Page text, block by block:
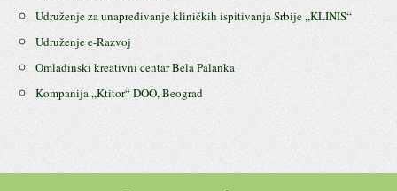
Udruženje za unapređivanje kliničkih ispitivanja Srbije ,,KLINIS“
Udruženje e-Razvoj
Omladinski kreativni centar Bela Palanka
Kompanija ,,Ktitor“ DOO, Beograd